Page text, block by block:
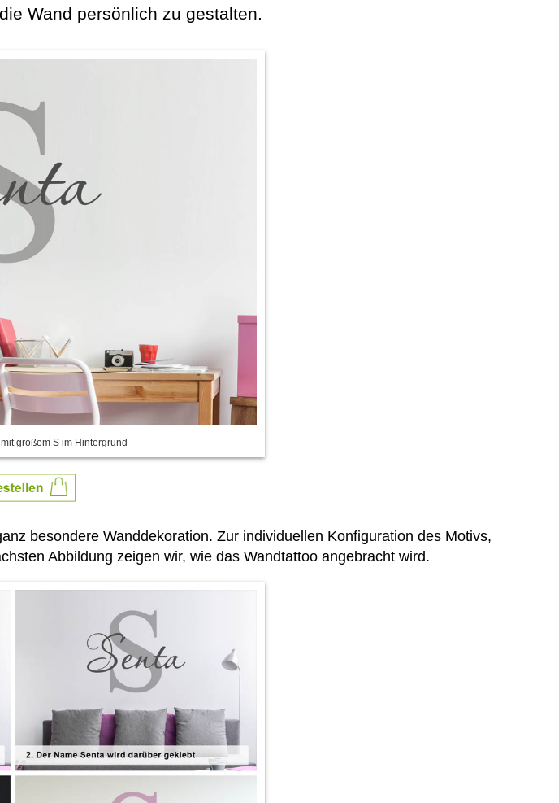
Wand persönlich zu gestalten.
großem S im Hintergrund
besondere Wanddekoration. Zur individuellen Konfiguration des Motivs,
Abbildung zeigen wir, wie das Wandtattoo angebracht wird.